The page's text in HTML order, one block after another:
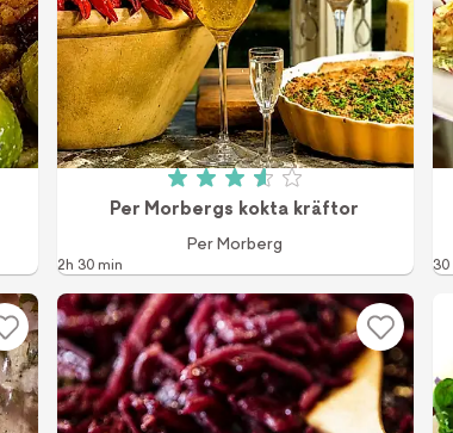
röster) Betyg: 3.6 av 5 (389 röster)
Per Morbergs kokta kräftor
Per Morberg
2h 30 min 30